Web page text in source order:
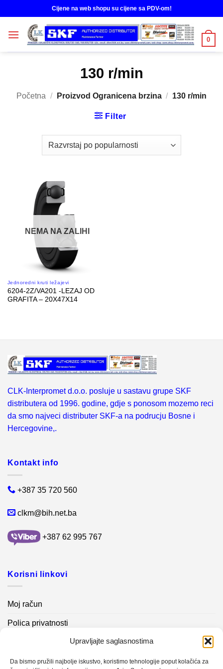
Upravljajte saglasnostima
Da bismo pružili najbolje iskustvo, koristimo tehnologije poput kolačića za
to
content
Cijene na web shopu su cijene sa PDV-om!
0
130 r/min
Početna / Proizvod Ogranicena brzina / 130 r/min
Filter
NEMA NA ZALIHI
Jednoredni kruti ležajevi
6204-2Z/VA201 -LEZAJ OD
GRAFITA – 20X47X14
CLK-Interpromet d.o.o. posluje u sastavu grupe SKF
distributera od 1996. godine, gdje s ponosom mozemo reci
da smo najveci distributer SKF-a na podrucju Bosne i
Hercegovine,.
Kontakt info
+387 35 720 560
clkm@bih.net.ba
+387 62 995 767
Korisni linkovi
Moj račun
Polica privatnosti
Kontakt info